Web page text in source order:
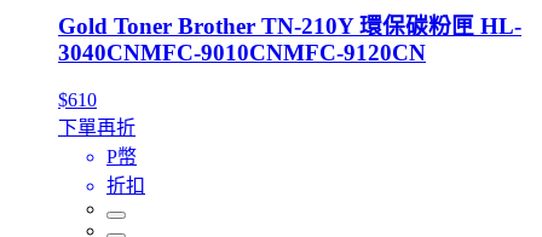
Gold Toner Brother TN-210Y 環保碳粉匣 HL-
3040CNMFC-9010CNMFC-9120CN
$610
下單再折
P幣
折扣